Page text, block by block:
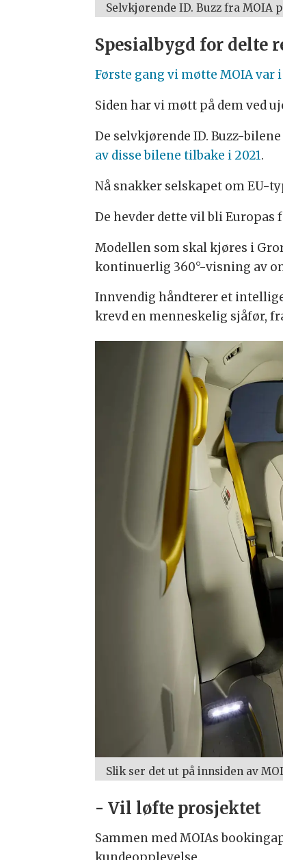
Selvkjørende ID. Buzz fra MOIA
Spesialbygd for delte
Første gang vi møtte MOIA var i
Siden har vi møtt på dem ved
De selvkjørende ID. Buzz-
av disse bilene tilbake i 2021.
Nå snakker selskapet om EU-
De hevder dette vil bli
Modellen som skal kjøres i
kontinuerlig 360°-visning av
Innvendig håndterer et
krevd en menneskelig sjåfør,
Slik ser det ut på innsiden av
- Vil løfte prosjektet
Sammen med MOIAs